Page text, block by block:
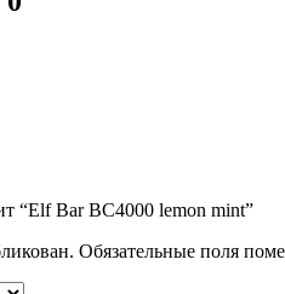
“Elf Bar BC4000 lemon mint”
Обязательные поля